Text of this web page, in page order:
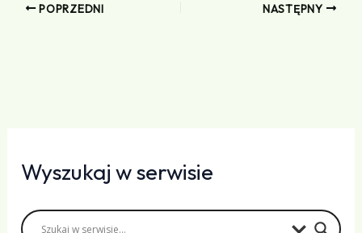
POPRZEDNI NASTĘPNY
Wyszukaj w serwisie